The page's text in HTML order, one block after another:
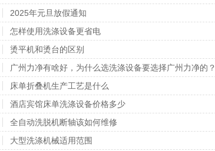
2025年元旦放假通知
怎样使用洗涤设备更省电
烫平机和烫台的区别
广州力净有啥好，为什么选洗涤设备要选择广州力净的？
床单折叠机生产工艺是什么
酒店宾馆床单洗涤设备价格多少
全自动洗脱机断轴该如何维修
大型洗涤机械适用范围